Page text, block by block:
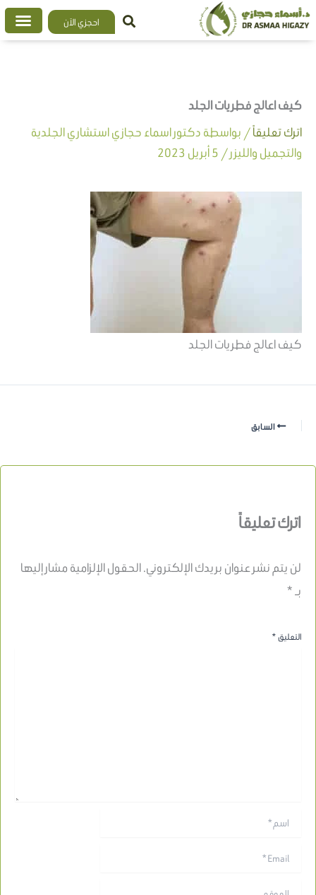
تخطي
إلى
احجزي الآن
كيف اعالج فطريات الجلد
اترك تعليقاً/ بواسطة دكتور اسماء حجازي استشاري الجلدية
والتجميل والليزر/ 5 أبريل 2023
كيف اعالج فطريات الجلد
السابق
اترك تعليقاً
لن يتم نشر عنوان بريدك الإلكتروني.الحقول الإلزامية مشار إليها
بـ*
التعليق*